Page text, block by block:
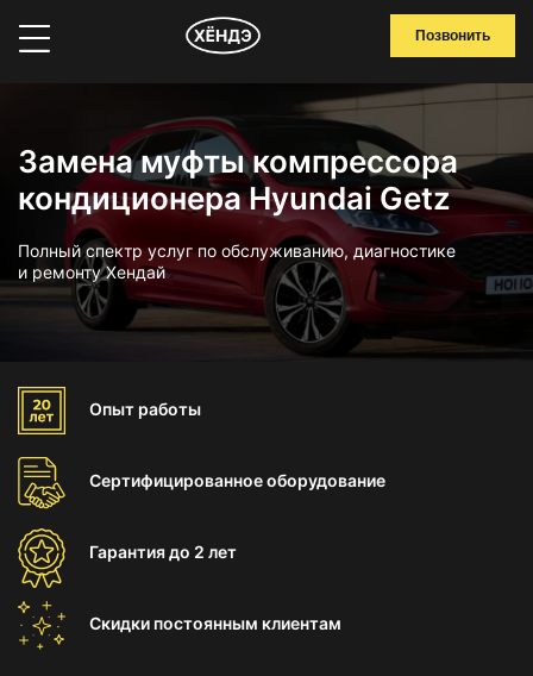
Позвонить
Замена муфты компрессора
кондиционера Hyundai Getz
Полный спектр услуг по обслуживанию, диагностике
и ремонту Хендай
Опыт работы
Сертифицированноеоборудование
Гарантиядо 2 лет
Скидки постоянным клиентам